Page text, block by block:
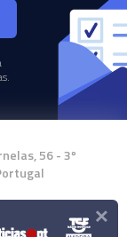
56 - 3º
×